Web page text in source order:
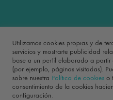
No hay productos en el carrito.
Utilizamos cookies propias y de
servicios y mostrarte publicidad
base a un perfil elaborado a partir
(por ejemplo, páginas visitadas).
sobre nuestra Política de cookies o
consentimiento de la cookies
configuración.